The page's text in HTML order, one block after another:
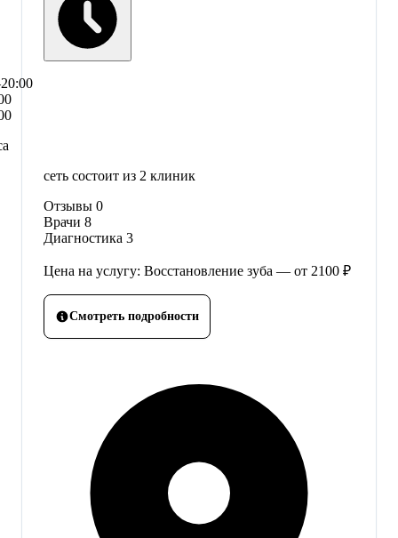
сеть состоит из 2 клиник
Отзывы 0
Врачи 8
Диагностика 3
Цена на услугу: Восстановление зуба — от 2100 ₽
Смотреть подробности